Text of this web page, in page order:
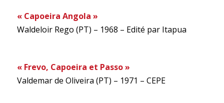
« Capoeira Angola »
Waldeloir Rego (PT) – 1968 – Edité par Itapua
« Frevo, Capoeira et Passo »
Valdemar de Oliveira (PT) – 1971 – CEPE